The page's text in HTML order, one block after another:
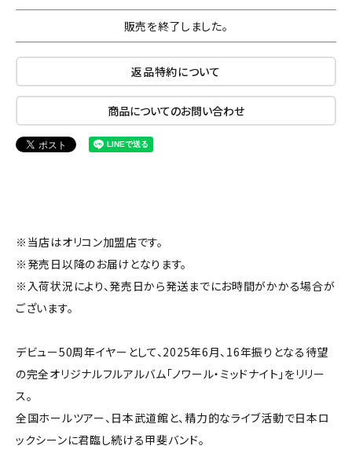
販売を終了しました。
返品特約について
商品についてのお問い合わせ
※当店はオリコン加盟店です。
※発売日以降のお届けとなります。
※入荷状況により、発売日から発送までにお時間がかかる場合が
ございます。
デビュー50周年イヤーとして、2025年6月、16年振りとなる待望
の完全オリジナルフルアルバム「ノワール・ミッドナイト」をリリー
ス。
全国ホールツアー、日本武道館と、精力的なライブ活動で日本ロ
ックシーンに君臨し続ける甲斐バンド。